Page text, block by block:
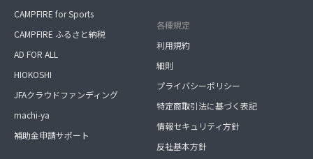
CAMPFIRE for Sports
CAMPFIRE ふるさと納税
AD FOR ALL
HIOKOSHI
JFAクラウドファンディング
machi-ya
補助金申請サポート
各種規定
利用規約
細則
プライバシーポリシー
特定商取引法に基づく表記
情報セキュリティ方針
反社基本方針